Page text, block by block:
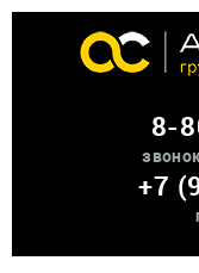
8-
+7